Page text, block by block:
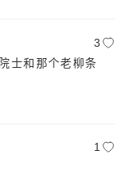
3
士和那个老柳条
1